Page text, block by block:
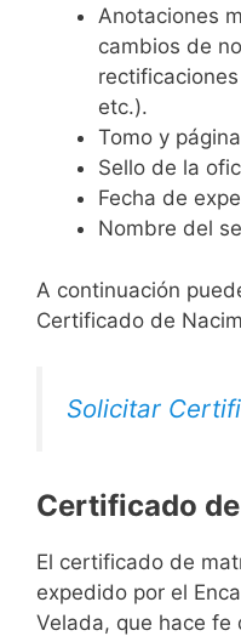
Anotaciones
cambios de
etc.).
Tomo y
Sello de la
Fecha de
Nombre del
A continuación
Certificado de
Solicitar
Certificado
El certificado de
expedido por el
Velada, que hace